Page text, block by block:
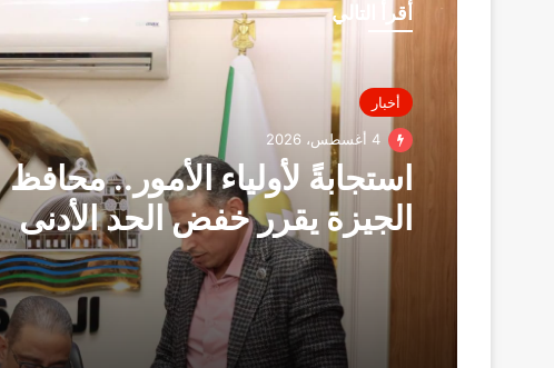
أقرأ التالي
أخبار
4 أغسطس، 2026
استجابةً لأولياء الأمور.. محافظ
الجيزة يقرر خفض الحد الأدنى
لتنسيق الثانوية العامة إلى 225